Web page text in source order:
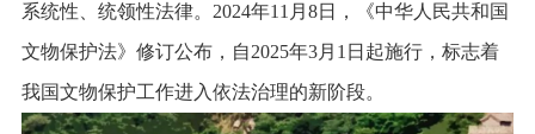
系统性、统领性法律。2024年11月8日，《中华人民共和国
文物保护法》修订公布，自2025年3月1日起施行，标志着
我国文物保护工作进入依法治理的新阶段。